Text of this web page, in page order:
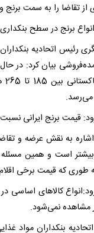
از تقاضا را به سمت
برنج در سطح بنکداری
رئیس اتحادیه
قیمت برنج ایرانی
به نقش عرضه و
بیشتر است و همین
طوری که قیمت برخی
کالاهای
مشاهده نمی‌شود.
بنکداران مواد